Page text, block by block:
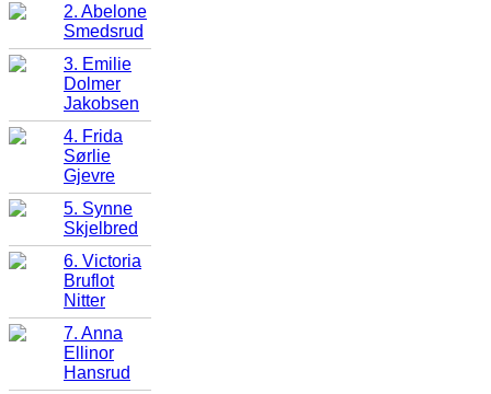
2. Abelone
Smedsrud
3. Emilie
Dolmer
Jakobsen
4. Frida
Sørlie
Gjevre
5. Synne
Skjelbred
6. Victoria
Bruflot
Nitter
7. Anna
Ellinor
Hansrud